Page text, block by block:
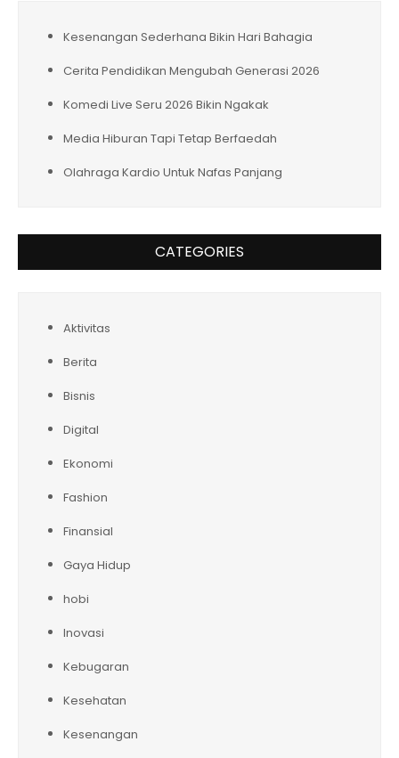
Kesenangan Sederhana Bikin Hari Bahagia
Cerita Pendidikan Mengubah Generasi 2026
Komedi Live Seru 2026 Bikin Ngakak
Media Hiburan Tapi Tetap Berfaedah
Olahraga Kardio Untuk Nafas Panjang
CATEGORIES
Aktivitas
Berita
Bisnis
Digital
Ekonomi
Fashion
Finansial
Gaya Hidup
hobi
Inovasi
Kebugaran
Kesehatan
Kesenangan